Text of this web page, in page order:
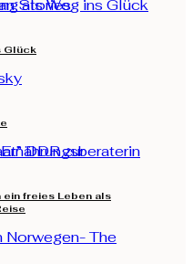
Glück
ein freies Leben als